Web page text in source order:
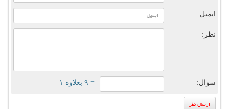
ایمیل:
نظر:
سوال: = ۹ بعلاوه ۱